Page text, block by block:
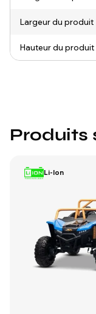
Largeur du produit
Hauteur du produit
Produits
Li-Ion